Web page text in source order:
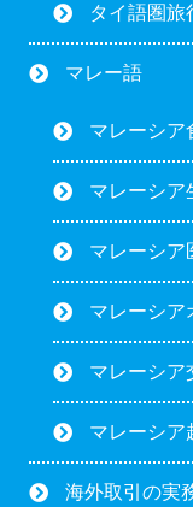
タイ語圏旅
マレー語
マレーシア
マレーシア
マレーシア
マレーシア
マレーシア
マレーシア
海外取引の実